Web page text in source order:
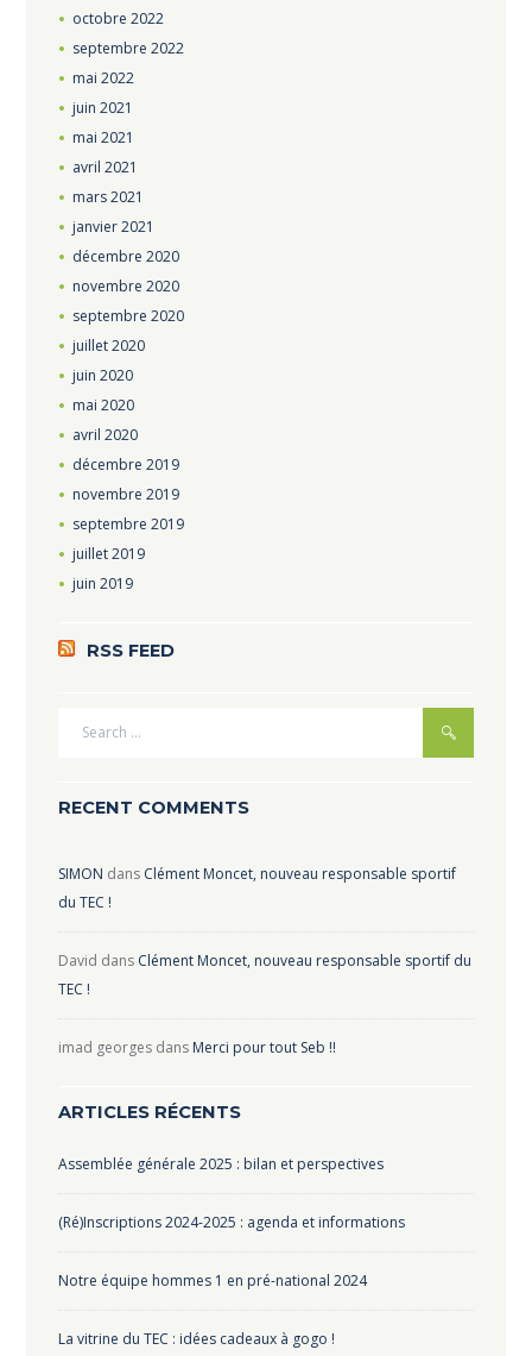
octobre 2022
septembre 2022
mai 2022
juin 2021
mai 2021
avril 2021
mars2021
janvier2021
décembre 2020
novembre 2020
septembre 2020
juillet2020
juin 2020
mai 2020
avril 2020
décembre 2019
novembre 2019
septembre 2019
juillet2019
juin 2019
RSS FEED
RECENT COMMENTS
SIMON dans Clément Moncet, nouveau responsable sportif
du TEC !
David dans Clément Moncet, nouveau responsable sportif du
TEC !
imad georgesdans Merci pour tout Seb !!
ARTICLES RÉCENTS
Assemblée générale 2025 : bilan et perspectives
(Ré)Inscriptions 2024-2025 : agenda et informations
Notre équipe hommes 1 en pré-national 2024
La vitrine du TEC : idées cadeaux à gogo !